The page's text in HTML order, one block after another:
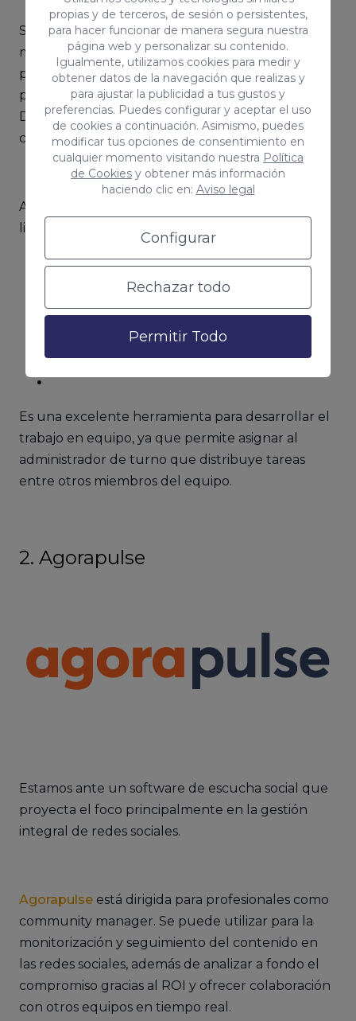
propias y de terceros, de sesión o persistentes,
para hacer funcionar de manera segura nuestra
página web y personalizar su contenido.
Igualmente, utilizamos cookies para medir y
obtener datos de la navegación que realizas y
para ajustar la publicidad a tus gustos y
preferencias. Puedes configurar y aceptar el uso
de cookies a continuación. Asimismo, puedes
modificar tus opciones de consentimiento en
cualquier momento visitando nuestra Política
de Cookies y obtener más información
haciendo clic en: Aviso legal
Configurar
Rechazar todo
Permitir Todo
Sin duda,Hootsuitees una de las herramientas
más populares de la red. Se trata de una
plataforma que va a permitir monitorear varias
palabras clave y unirlas todas en un solo
Dashboard, el cual te ofrecerá información de
cómo actúan en las redes sociales.
Algunos datos que incluye de social marketing
listening en su rastreo son:
Datos demográficos.
Gustos personales.
Reviews.
Es una excelente herramienta para desarrollar el
trabajo en equipo, ya que permite asignar al
administrador de turno que distribuye tareas
entre otros miembros del equipo.
2. Agorapulse
Estamos ante un software de escucha social que
proyecta el foco principalmente en la gestión
integral de redes sociales.
Agorapulse está dirigida para profesionales como
community manager. Se puede utilizar para la
monitorización y seguimiento del contenido en
las redes sociales, además de analizar a fondo el
compromiso gracias al ROI y ofrecer colaboración
con otros equipos en tiempo real.